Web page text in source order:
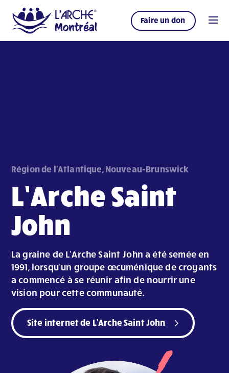
Faire un don
Région de l'Atlantique, Nouveau-Brunswick
L’Arche Saint
John
La graine de L’Arche Saint John a été semée en
1991, lorsqu’un groupe œcuménique de croyants
a commencé à se réunir afin de nourrir une
vision pour cette communauté.
Site internet de L'Arche Saint John